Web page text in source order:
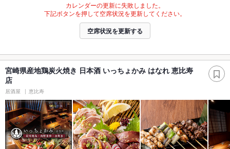
カレンダーの更新に失敗しました。
下記ボタンを押して空席状況を更新してください。
空席状況を更新する
宮崎県産地鶏炭火焼き 日本酒 いっちょかみ はなれ 恵比寿
店
居酒屋 恵比寿